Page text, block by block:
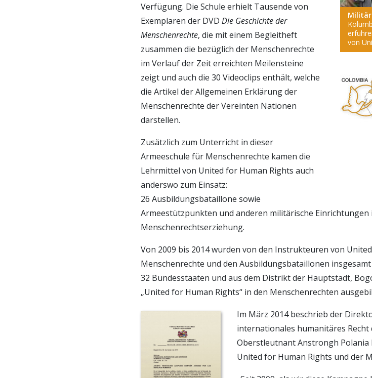
von
Verfügung. Die Schule erhielt Tausende von
Exemplaren der DVDDie Geschichte der
Menschenrechte, die mit einem Begleitheft
zusammen die bezüglich der Menschenrechte
im Verlauf der Zeit erreichten Meilensteine
zeigt und auch die 30 Videoclips enthält, welche
die Artikel der Allgemeinen Erklärung der
Menschenrechte der Vereinten Nationen
darstellen.
Zusätzlich zum Unterricht in dieser
Armeeschule für Menschenrechte kamen die
Lehrmittel von United for Human Rights auch
anderswo zum Einsatz:
26 Ausbildungsbataillone sowie
Armeestützpunkten und anderen militärische
Menschenrechtserziehung.
Von 2009 bis 2014 wurden von den Instrukteuren von
Menschenrechte und den Ausbildungsbataillonen
32 Bundesstaaten und aus dem Distrikt der Hauptstadt,
„United for Human Rights“ in den Menschenrechten
Im März 2014 beschrieb der
internationales humanitäres
Oberstleutnant Anstrongh Polania
United for Human Rights und der